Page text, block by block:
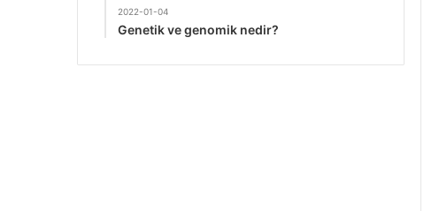
2022-01-04
Genetik ve genomik nedir?